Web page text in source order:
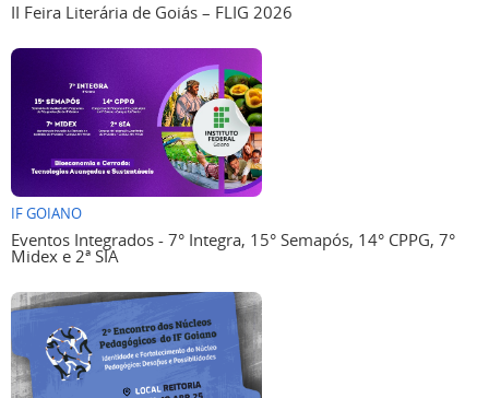
II Feira Literária de Goiás – FLIG 2026
IF GOIANO
Eventos Integrados - 7° Integra, 15° Semapós, 14° CPPG, 7°
Midex e 2ª SIA